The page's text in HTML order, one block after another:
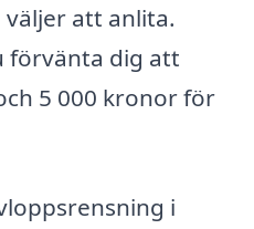
att anlita.
förvänta dig att
5 000 kronor för
i